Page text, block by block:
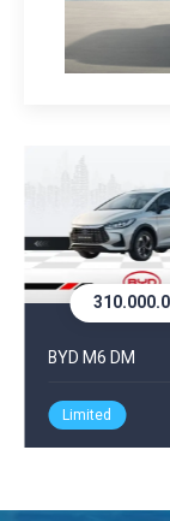
BYD M6 DM
Limited